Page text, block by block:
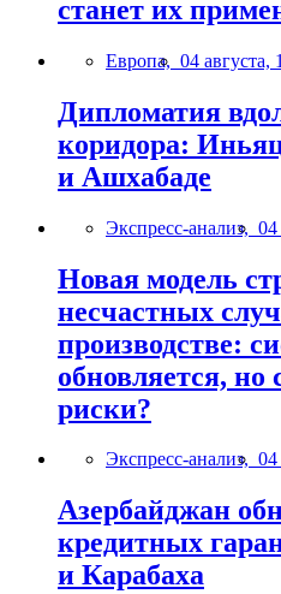
станет их
Европа, 04 августа,
Дипломатия
коридора:
и Ашхабаде
Экспресс-анализ, 04
Новая модель
несчастных
производстве:
обновляется, но
риски?
Экспресс-анализ, 04
Азербайджан
кредитных
и Карабаха